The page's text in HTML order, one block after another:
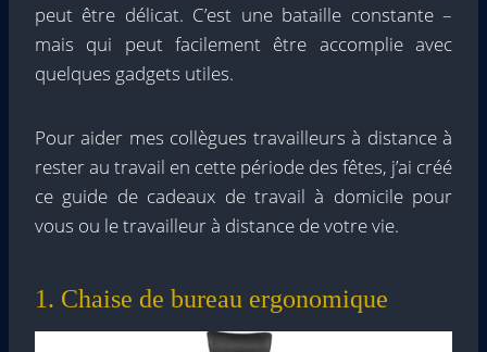
peut être délicat. C’est une bataille constante –
mais qui peut facilement être accomplie avec
quelques gadgets utiles.
Pour aider mes collègues travailleurs à distance à
rester au travail en cette période des fêtes, j’ai créé
ce guide de cadeaux de travail à domicile pour
vous ou le travailleur à distance de votre vie.
1. Chaise de bureau ergonomique